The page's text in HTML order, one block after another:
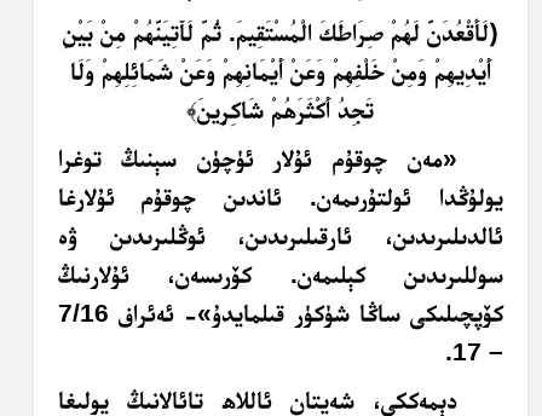
﴿لَأَقْعُدَنَّ لَهُمْ صِرَاطَكَ الْمُسْتَقِيمَ. ثُمَّ لَآَتِيَنَّهُمْ مِنْ بَيْنِ
أَيْدِيهِمْ وَمِنْ خَلْفِهِمْ وَعَنْ أَيْمَانِهِمْ وَعَنْ شَمَائِلِهِمْ وَلَا
تَجِدُ أَكْثَرَهُمْ شَاكِرِينَ﴾
«مەن چوقۇم ئۇلار ئۈچۈن سېنىڭ توغرا
يولۇڭدا ئولتۇرىمەن. ئاندىن چوقۇم ئۇلارغا
ئالدىلىرىدىن، ئارقىلىرىدىن، ئوڭلىرىدىن ۋە
سوللىرىدىن كېلىمەن. كۆرىسەن، ئۇلارنىڭ
كۆپچىلىكى ساڭا شۈكۈر قىلمايدۇ»- ئەئراف 7/16
– 17.
دېمەككى، شەيتان ئاللاھ تائالانىڭ يولىغا